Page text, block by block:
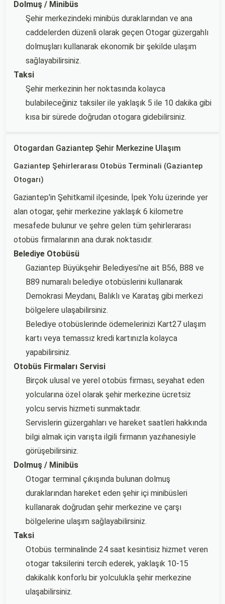
Dolmuş / Minibüs
Şehir merkezindeki minibüs duraklarından ve ana
caddelerden düzenli olarak geçen Otogar güzergahlı
dolmuşları kullanarak ekonomik bir şekilde ulaşım
sağlayabilirsiniz.
Taksi
Şehir merkezinin her noktasında kolayca
bulabileceğiniz taksiler ile yaklaşık 5 ile 10 dakika gibi
kısa bir sürede doğrudan otogara gidebilirsiniz.
Otogardan Gaziantep Şehir Merkezine Ulaşım
Gaziantep Şehirlerarası Otobüs Terminali (Gaziantep
Otogarı)
Gaziantep'in Şehitkamil ilçesinde, İpek Yolu üzerinde yer
alan otogar, şehir merkezine yaklaşık 6 kilometre
mesafede bulunur ve şehre gelen tüm şehirlerarası
otobüs firmalarının ana durak noktasıdır.
Belediye Otobüsü
Gaziantep Büyükşehir Belediyesi'ne ait B56, B88 ve
B89 numaralı belediye otobüslerini kullanarak
Demokrasi Meydanı, Balıklı ve Karataş gibi merkezi
bölgelere ulaşabilirsiniz.
Belediye otobüslerinde ödemelerinizi Kart27 ulaşım
kartı veya temassız kredi kartınızla kolayca
yapabilirsiniz.
Otobüs Firmaları Servisi
Birçok ulusal ve yerel otobüs firması, seyahat eden
yolcularına özel olarak şehir merkezine ücretsiz
yolcu servis hizmeti sunmaktadır.
Servislerin güzergahları ve hareket saatleri hakkında
bilgi almak için varışta ilgili firmanın yazıhanesiyle
görüşebilirsiniz.
Dolmuş / Minibüs
Otogar terminal çıkışında bulunan dolmuş
duraklarından hareket eden şehir içi minibüsleri
kullanarak doğrudan şehir merkezine ve çarşı
bölgelerine ulaşım sağlayabilirsiniz.
Taksi
Otobüs terminalinde 24 saat kesintisiz hizmet veren
otogar taksilerini tercih ederek, yaklaşık 10-15
dakikalık konforlu bir yolculukla şehir merkezine
ulaşabilirsiniz.